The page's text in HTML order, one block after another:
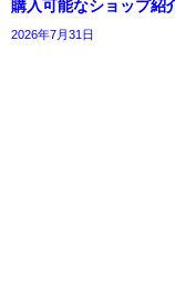
購入可能なショップ紹
2026年7月31日